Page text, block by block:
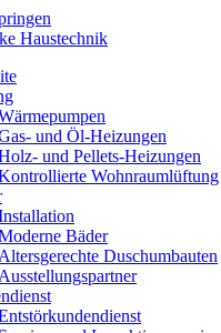
und Öl-Heizungen
und Pellets-Heizungen
Wohnraumlüftung
Bäder
Altersgerechte Duschumbauten
Ausstellungspartner